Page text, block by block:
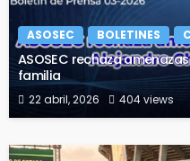
ASOSEC BOLETINES
ASOSEC rechaza
familia
22 abril, 2026 404 views